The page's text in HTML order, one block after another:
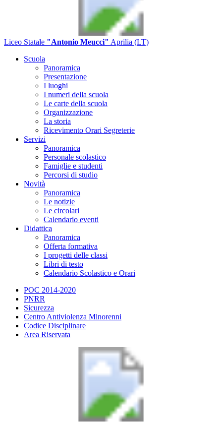
Liceo Statale "Antonio Meucci" Aprilia (LT)
Scuola
Panoramica
Presentazione
I luoghi
I numeri della scuola
Le carte della scuola
Organizzazione
La storia
Ricevimento Orari Segreterie
Servizi
Panoramica
Personale scolastico
Famiglie e studenti
Percorsi di studio
Novità
Panoramica
Le notizie
Le circolari
Calendario eventi
Didattica
Panoramica
Offerta formativa
I progetti delle classi
Libri di testo
Calendario Scolastico e Orari
POC 2014-2020
PNRR
Sicurezza
Centro Antiviolenza Minorenni
Codice Disciplinare
Area Riservata